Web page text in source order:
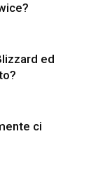
ed
ci